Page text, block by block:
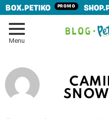
BOX.PETIKO PROMO
Menu